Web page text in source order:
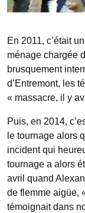
En 2011, c’était
ménage chargée
brusquement
d’Entremont, les
« massacre, il y
Puis, en 2014,
le tournage alors
incident qui
tournage a alors
avril quand
de flemme aigüe,
témoignait dans